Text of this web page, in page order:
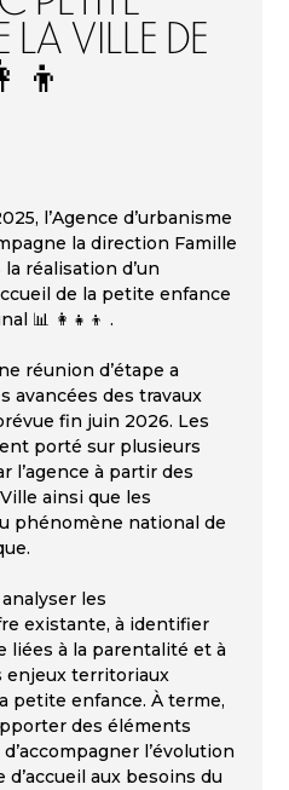
la Ville de
l’Agence d’urbanisme
la direction Famille
réalisation d’un
de la petite enfance
📊 👩‍👧‍👦 .
réunion d’étape a
avancées des travaux
fin juin 2026. Les
porté sur plusieurs
l’agence à partir des
ainsi que les
phénomène national de
les
existante, à identifier
liées à la parentalité et à
enjeux territoriaux
petite enfance. À terme,
des éléments
l’évolution
d’accueil aux besoins du